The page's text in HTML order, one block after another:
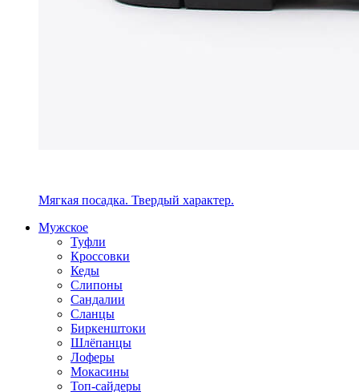
Мягкая посадка. Твердый характер.
Мужское
Туфли
Кроссовки
Кеды
Слипоны
Сандалии
Сланцы
Биркенштоки
Шлёпанцы
Лоферы
Мокасины
Топ-сайдеры